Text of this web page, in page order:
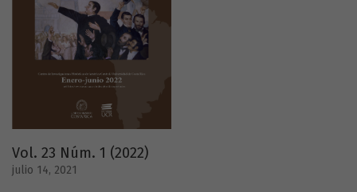
Vol. 23 Núm. 1 (2022)
julio 14, 2021